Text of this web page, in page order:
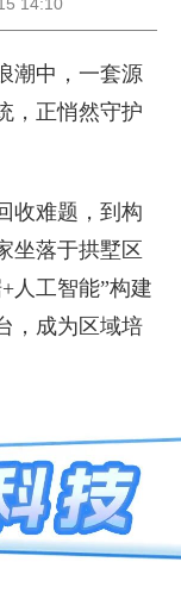
潮中，一套源
，正悄然守护
收难题，到构
坐落于拱墅区
人工智能”构建
，成为区域培